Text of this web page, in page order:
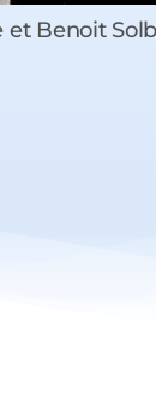
et Benoit